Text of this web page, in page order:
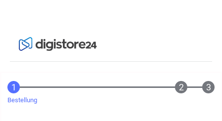
Bestellung